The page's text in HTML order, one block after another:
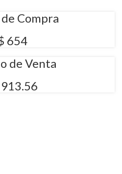
Compra
654
de Venta